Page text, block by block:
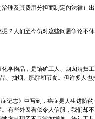
理及其费用分担而制定的法律）
？人们至今仍对这些问题争论不
学物品，是铀矿工人、烟囱清扫
、抽烟、肥胖和节食。但许多人也
记志》中写到，癌症是人生进阶
有些外因看似令人信服，我们却